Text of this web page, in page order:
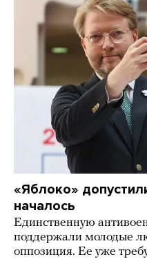
«Яблоко»
началось
Единственную
поддержали молодые
оппозиция. Ее уже